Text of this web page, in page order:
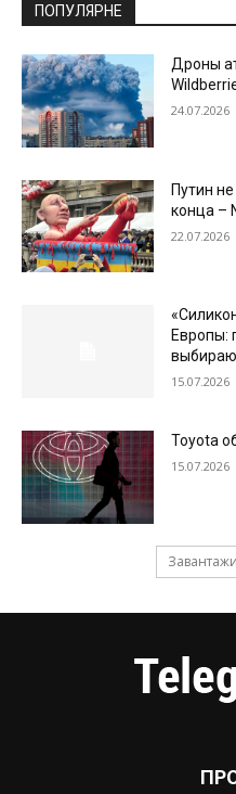
ПОПУЛЯРНЕ
Дроны
24.07.2026
Путин
конца –
22.07.2026
Европы:
15.07.2026
Toyota
15.07.2026